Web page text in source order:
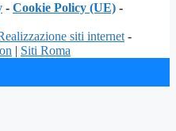
- Cookie Policy (UE) -
siti internet -
| Siti Roma